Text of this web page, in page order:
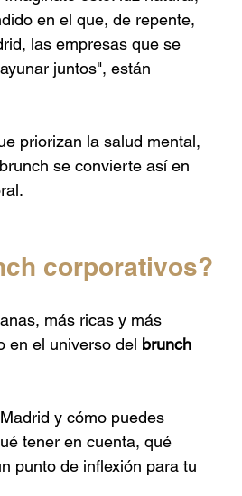
Shower Catering de
en el que, de repente,
las empresas que se
juntos", están
priorizan la salud mental,
se convierte así en
corporativos?
más ricas y más
en el universo del brunch
y cómo puedes
tener en cuenta, qué
punto de inflexión para tu